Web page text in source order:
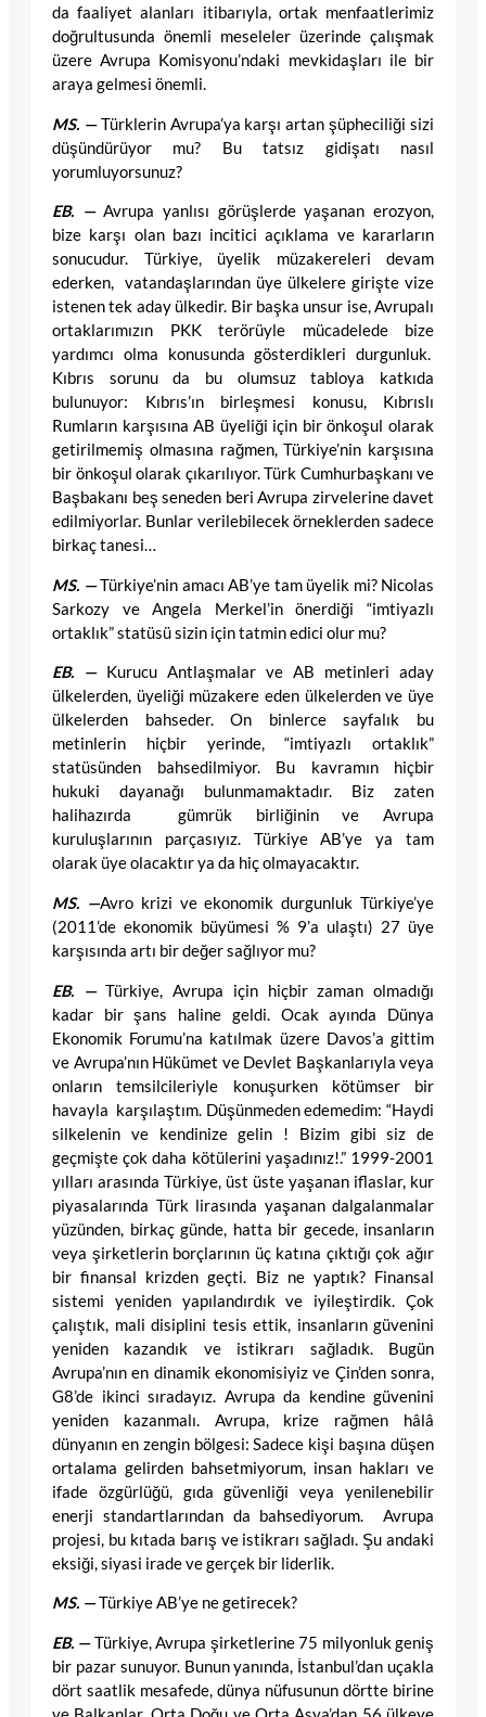
da faaliyet alanları itibarıyla, ortak menfaatlerimiz
doğrultusunda önemli meseleler üzerinde çalışmak
üzere Avrupa Komisyonu’ndaki mevkidaşları ile bir
araya gelmesi önemli.
MS. —Türklerin Avrupa’ya karşı artan şüpheciliği sizi
düşündürüyor mu? Bu tatsız gidişatı nasıl
yorumluyorsunuz?
EB. —Avrupa yanlısı görüşlerde yaşanan erozyon,
bize karşı olan bazı incitici açıklama ve kararların
sonucudur. Türkiye, üyelik müzakereleri devam
ederken, vatandaşlarından üye ülkelere girişte vize
istenen tek aday ülkedir. Bir başka unsur ise, Avrupalı
ortaklarımızın PKK terörüyle mücadelede bize
yardımcı olma konusunda gösterdikleri durgunluk.
Kıbrıs sorunu da bu olumsuz tabloya katkıda
bulunuyor: Kıbrıs’ın birleşmesi konusu, Kıbrıslı
Rumların karşısına AB üyeliği için bir önkoşul olarak
getirilmemiş olmasına rağmen, Türkiye’nin karşısına
bir önkoşul olarak çıkarılıyor. Türk Cumhurbaşkanı ve
Başbakanı beş seneden beri Avrupa zirvelerine davet
edilmiyorlar. Bunlar verilebilecek örneklerden sadece
birkaç tanesi…
MS. —Türkiye’nin amacı AB’ye tam üyelik mi? Nicolas
Sarkozy ve Angela Merkel’in önerdiği “imtiyazlı
ortaklık” statüsü sizin için tatmin edici olur mu?
EB. —Kurucu Antlaşmalar ve AB metinleri aday
ülkelerden, üyeliği müzakere eden ülkelerden ve üye
ülkelerden bahseder. On binlerce sayfalık bu
metinlerin hiçbir yerinde, “imtiyazlı ortaklık”
statüsünden bahsedilmiyor. Bu kavramın hiçbir
hukuki dayanağı bulunmamaktadır. Biz zaten
halihazırda gümrük birliğinin ve Avrupa
kuruluşlarının parçasıyız. Türkiye AB’ye ya tam
olarak üye olacaktır ya da hiç olmayacaktır.
MS. —Avro krizi ve ekonomik durgunluk Türkiye’ye
(2011’de ekonomik büyümesi % 9’a ulaştı) 27 üye
karşısında artı bir değer sağlıyor mu?
EB. —Türkiye, Avrupa için hiçbir zaman olmadığı
kadar bir şans haline geldi. Ocak ayında Dünya
Ekonomik Forumu’na katılmak üzere Davos’a gittim
ve Avrupa’nın Hükümet ve Devlet Başkanlarıyla veya
onların temsilcileriyle konuşurken kötümser bir
havayla karşılaştım. Düşünmeden edemedim: “Haydi
silkelenin ve kendinize gelin ! Bizim gibi siz de
geçmişte çok daha kötülerini yaşadınız!.” 1999-2001
yılları arasında Türkiye, üst üste yaşanan iflaslar, kur
piyasalarında Türk lirasında yaşanan dalgalanmalar
yüzünden, birkaç günde, hatta bir gecede, insanların
veya şirketlerin borçlarının üç katına çıktığı çok ağır
bir finansal krizden geçti. Biz ne yaptık? Finansal
sistemi yeniden yapılandırdık ve iyileştirdik. Çok
çalıştık, mali disiplini tesis ettik, insanların güvenini
yeniden kazandık ve istikrarı sağladık. Bugün
Avrupa’nın en dinamik ekonomisiyiz ve Çin’den sonra,
G8’de ikinci sıradayız. Avrupa da kendine güvenini
yeniden kazanmalı. Avrupa, krize rağmen hâlâ
dünyanın en zengin bölgesi: Sadece kişi başına düşen
ortalama gelirden bahsetmiyorum, insan hakları ve
ifade özgürlüğü, gıda güvenliği veya yenilenebilir
enerji standartlarından da bahsediyorum. Avrupa
projesi, bu kıtada barış ve istikrarı sağladı. Şu andaki
eksiği, siyasi irade ve gerçek bir liderlik.
MS. —Türkiye AB’ye ne getirecek?
EB. —Türkiye, Avrupa şirketlerine 75 milyonluk geniş
bir pazar sunuyor. Bunun yanında, İstanbul’dan uçakla
dört saatlik mesafede, dünya nüfusunun dörtte birine